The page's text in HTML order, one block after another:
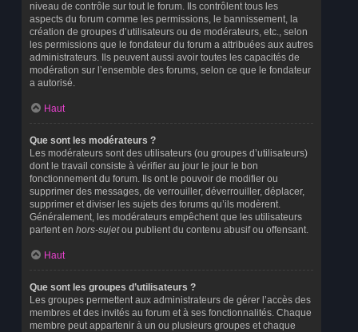
niveau de contrôle sur tout le forum. Ils contrôlent tous les
aspects du forum comme les permissions, le bannissement, la
création de groupes d’utilisateurs ou de modérateurs, etc., selon
les permissions que le fondateur du forum a attribuées aux autres
administrateurs. Ils peuvent aussi avoir toutes les capacités de
modération sur l’ensemble des forums, selon ce que le fondateur
a autorisé.
Haut
Que sont les modérateurs ?
Les modérateurs sont des utilisateurs (ou groupes d’utilisateurs)
dont le travail consiste à vérifier au jour le jour le bon
fonctionnement du forum. Ils ont le pouvoir de modifier ou
supprimer des messages, de verrouiller, déverrouiller, déplacer,
supprimer et diviser les sujets des forums qu’ils modèrent.
Généralement, les modérateurs empêchent que les utilisateurs
partent en hors-sujetou publient du contenu abusif ou offensant.
Haut
Que sont les groupes d’utilisateurs ?
Les groupes permettent aux administrateurs de gérer l’accès des
membres et des invités au forum et à ses fonctionnalités. Chaque
membre peut appartenir à un ou plusieurs groupes et chaque